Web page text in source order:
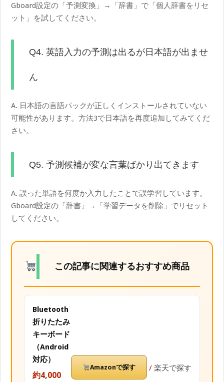
Gboard設定の「予測変換」→「辞書」で「個人辞書をリセ
ット」を試してください。
Q4. 英語入力の予測は出るが日本語が出ませ
ん
A. 日本語の言語パックが正しくインストールされていない
可能性があります。方法3で日本語を再度追加してみてくだ
さい。
Q5. 予測候補が変な言葉ばかり出てきます
A. 誤った単語を何度か入力したことで誤学習しています。
Gboard設定の「辞書」→「学習データを削除」でリセット
してください。
この記事に関連するおすすめ商品
Bluetooth
折りたたみ
キーボード
（Android
対応）
約4,000
Amazonで探す / 楽天で探す